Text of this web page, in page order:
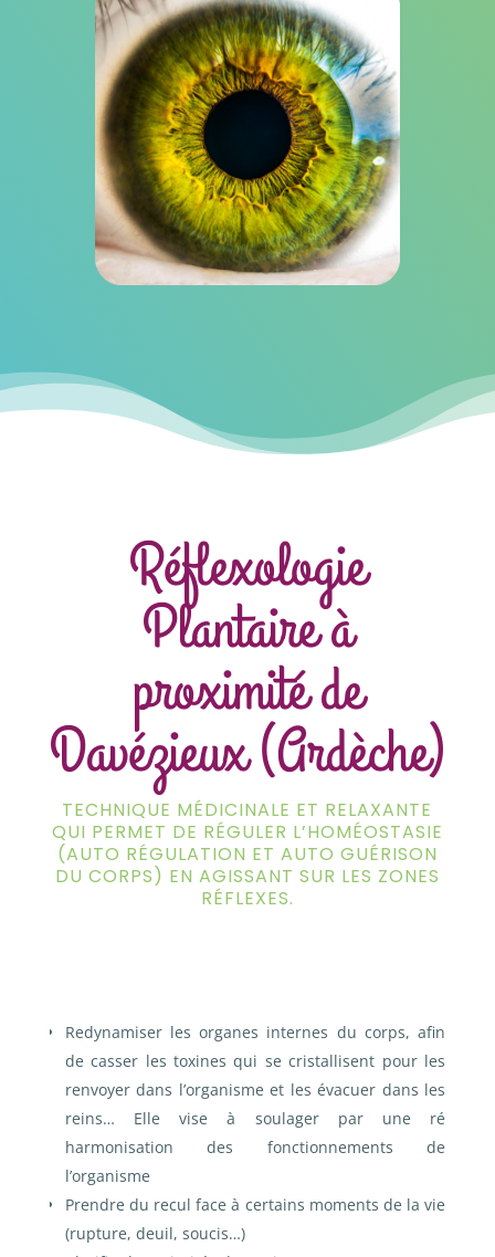
Réflexologie
Plantaire à
proximité de
Davézieux (Ardèche)
TECHNIQUE MÉDICINALE ET RELAXANTE
QUI PERMET DE RÉGULER L’HOMÉOSTASIE
(AUTO RÉGULATION ET AUTO GUÉRISON
DU CORPS) EN AGISSANT SUR LES ZONES
RÉFLEXES.
Redynamiser les organes internes du corps, afin
de casser les toxines qui se cristallisent pour les
renvoyer dans l’organisme et les évacuer dans les
reins… Elle vise à soulager par une ré
harmonisation des fonctionnements de
l’organisme
Prendre du recul face à certains moments de la vie
(rupture, deuil, soucis…)